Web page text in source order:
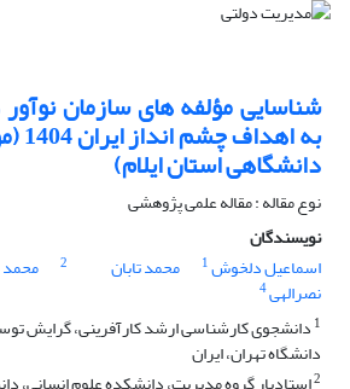
شناسایی مؤلفه های سازمان
به
دانشگاهی استان ایلام)
نوع مقاله : مقاله علمی پژوهشی
نویسندگان
اسماعیل دلخوش1 محمد تابان 2
نصرالهی4
1 دانشجوی کارشناسی ارشد کارآفرینی، گرایش
دانشگاه تهران، ایران
2